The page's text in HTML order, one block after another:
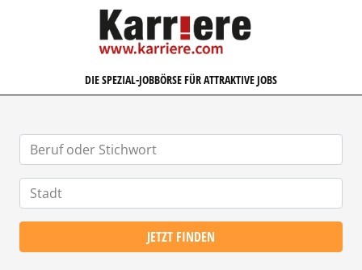
KARRIERE.COM
DIE SPEZIAL-JOBBÖRSE FÜR ATTRAKTIVE JOBS
JETZT FINDEN